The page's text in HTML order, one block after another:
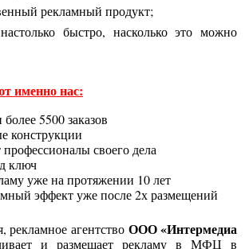
рекламный продукт;
быстро, насколько это можно
именно нас:
5500 заказов
конструкции
своего дела
ключ
уже на протяжении 10 лет
эффект уже после 2х размещений
рекламное агентство ООО «Интермедиа
и размещает рекламу в МФЦ в